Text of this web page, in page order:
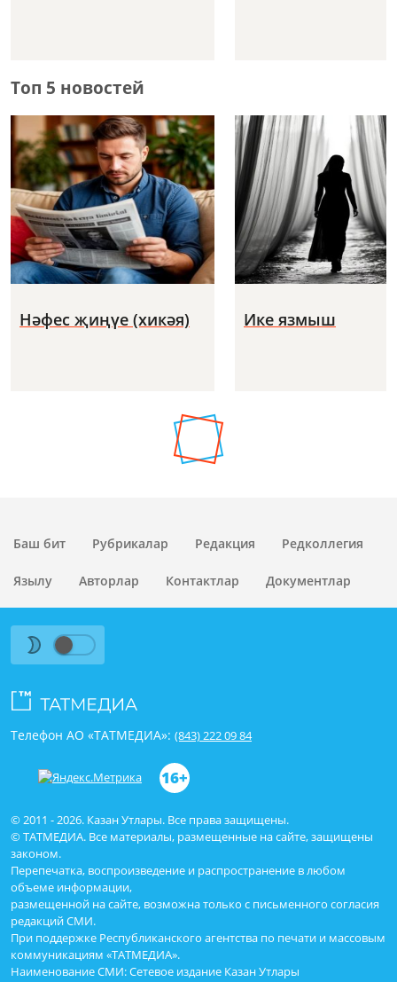
Топ 5 новостей
Нәфес җиңүе (хикәя) Ике язмыш
Баш бит Рубрикалар Редакция Редколлегия
Язылу Авторлар Контактлар Документлар
© 2011 - 2026. Казан Утлары. Все права защищены.
© ТАТМЕДИА. Все материалы, размещенные на сайте, защищены
законом.
Перепечатка, воспроизведение и распространение в любом
объеме информации,
размещенной на сайте, возможна только с письменного согласия
редакций СМИ.
При поддержке Республиканского агентства по печати и массовым
коммуникациям «ТАТМЕДИА».
Наименование СМИ: Сетевое издание Казан Утлары
Телефон АО «ТАТМЕДИА»: (843) 222 09 84
16+